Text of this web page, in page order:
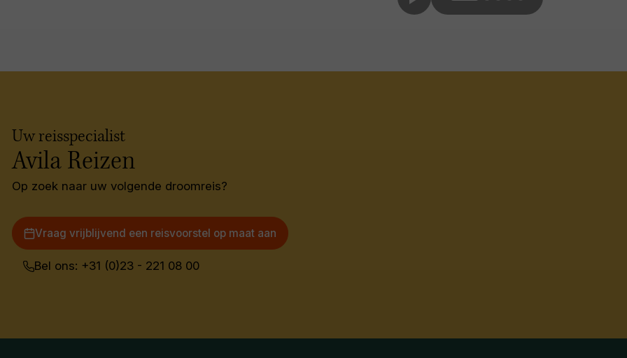
Uw reisspecialist
Avila Reizen
Op zoek naar uw volgende droomreis?
Vraag vrijblijvend een reisvoorstel op maat aan
Bel ons: +31 (0)23 - 221 08 00